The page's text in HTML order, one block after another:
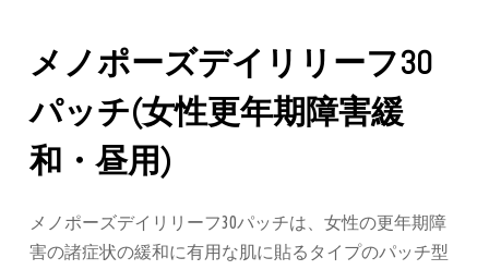
メノポーズデイリリーフ30
パッチ(女性更年期障害緩
和・昼用)
メノポーズデイリリーフ30パッチは、女性の更年期障
害の諸症状の緩和に有用な肌に貼るタイプのパッチ型